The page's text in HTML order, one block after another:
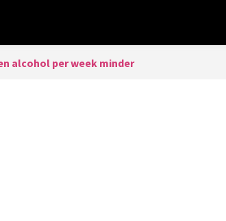
alcohol per week minder